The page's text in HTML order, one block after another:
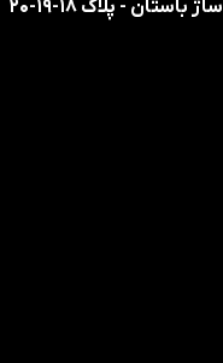
باستان - پلاک ۱۸-۱۹-۲۰